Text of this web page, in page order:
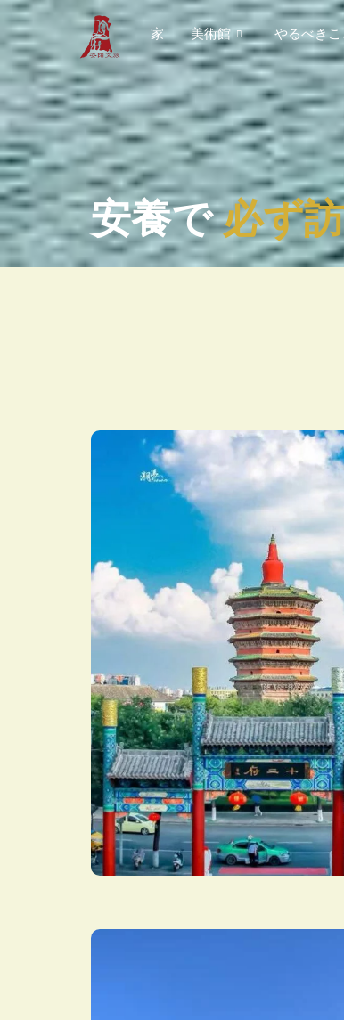
内
容
ス
キ
ッ
プ
家 美術館 やるべき
安養で必ず